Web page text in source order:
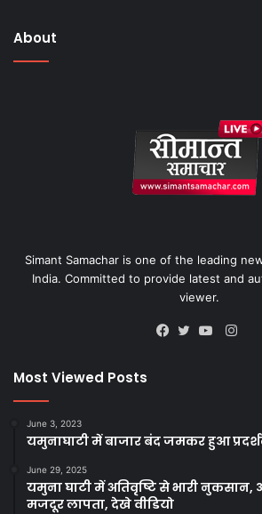
About
Simant Samachar is one of the leading
India. Committed to provide latest and
viewer.
Most Viewed Posts
June 3, 2023
यमुनाघाटी में बाजार बंद जमकर हुआ
June 29, 2025
यमुना घाटी में अतिवृष्टि से भारी
मजदूर लापता, देखे वीडियो